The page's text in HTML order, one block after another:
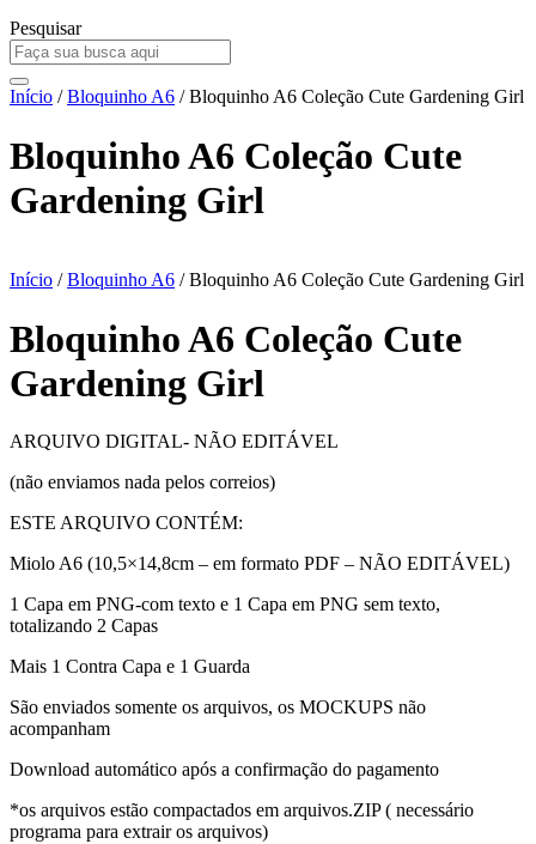
Pesquisar
Início /Bloquinho A6 / Bloquinho A6 Coleção Cute Gardening Girl
Bloquinho A6 Coleção Cute
Gardening Girl
Início /Bloquinho A6 / Bloquinho A6 Coleção Cute Gardening Girl
Bloquinho A6 Coleção Cute
Gardening Girl
ARQUIVO DIGITAL- NÃO EDITÁVEL
(não enviamos nada pelos correios)
ESTE ARQUIVO CONTÉM:
Miolo A6 (10,5×14,8cm – em formato PDF – NÃO EDITÁVEL)
1 Capa em PNG-com texto e 1 Capa em PNG sem texto,
totalizando 2 Capas
Mais 1 Contra Capa e 1 Guarda
São enviados somente os arquivos, os MOCKUPS não
acompanham
Download automático após a confirmação do pagamento
*os arquivos estão compactados em arquivos.ZIP ( necessário
programa para extrair os arquivos)